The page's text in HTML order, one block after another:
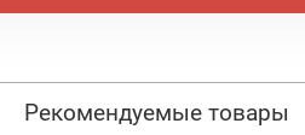
Рекомендуемые товары